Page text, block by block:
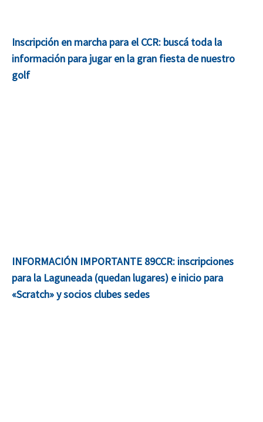
Inscripción en marcha para el CCR: buscá toda la
información para jugar en la gran fiesta de nuestro
golf
INFORMACIÓN IMPORTANTE 89CCR: inscripciones
para la Laguneada (quedan lugares) e inicio para
«Scratch» y socios clubes sedes